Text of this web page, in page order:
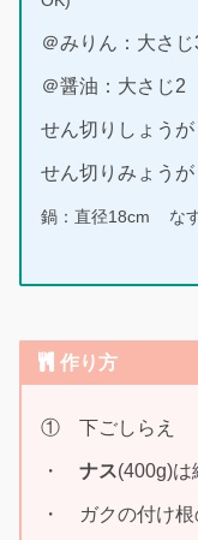
＠みりん：大さじ
＠醤油：大さじ2
せん切りしょう
せん切りみょう
鍋：直径18cm な
作り方
① 下ごしらえ
・ ナス(400g)は
・ ガクの付け根